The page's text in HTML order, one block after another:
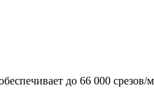
до 66 000